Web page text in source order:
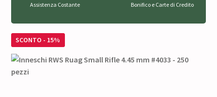
Assistenza Costante Bonifico e Carte di Credito
SCONTO - 15%